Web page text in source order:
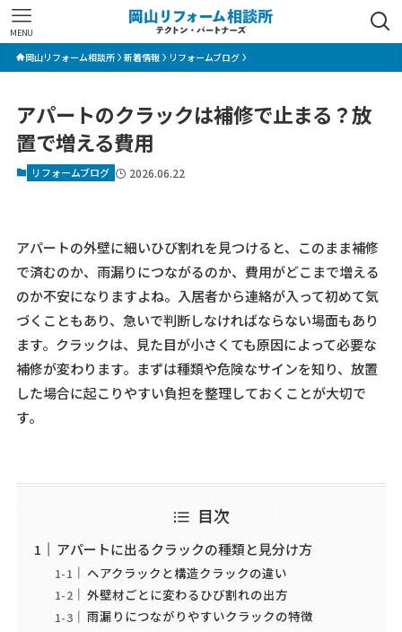
MENU
岡山リフォーム相談所 新着情報 リフォームブログ
アパートのクラックは補修で止まる？放
置で増える費用
リフォームブログ 2026.06.22
アパートの外壁に細いひび割れを見つけると、このまま補修
で済むのか、雨漏りにつながるのか、費用がどこまで増える
のか不安になりますよね。入居者から連絡が入って初めて気
づくこともあり、急いで判断しなければならない場面もあり
ます。クラックは、見た目が小さくても原因によって必要な
補修が変わります。まずは種類や危険なサインを知り、放置
した場合に起こりやすい負担を整理しておくことが大切で
す。
目次
アパートに出るクラックの種類と見分け方
ヘアクラックと構造クラックの違い
外壁材ごとに変わるひび割れの出方
雨漏りにつながりやすいクラックの特徴